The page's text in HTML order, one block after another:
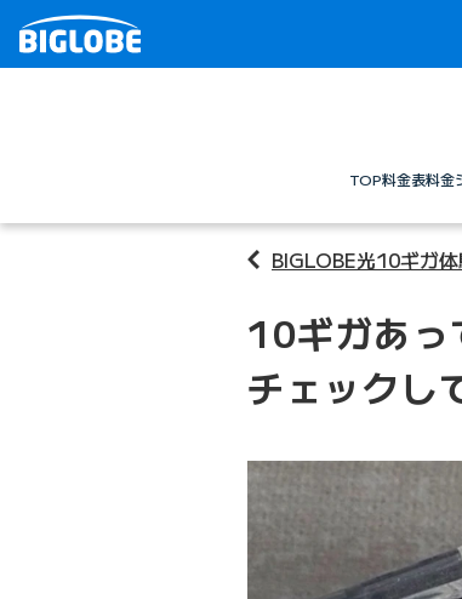
TOP料金表料金
BIGLOBE光10ギガ
10ギガあっ
チェックし